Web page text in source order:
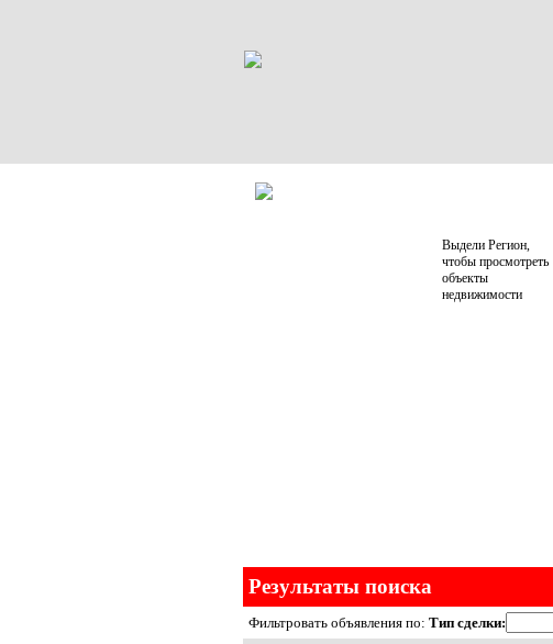
Выдели Регион,
чтобы просмотреть
объекты
недвижимости
Результаты поиска
Фильтровать объявления по: Тип сделки: